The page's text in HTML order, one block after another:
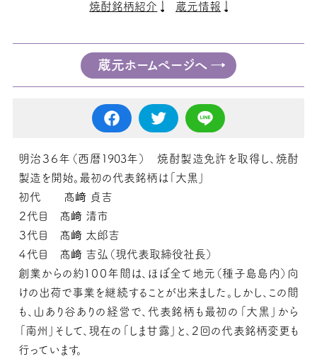
焼酎銘柄紹介 蔵元情報
蔵元ホームページへ
明治３６年（西暦1903年） 焼酎製造免許を取得し、焼酎
製造を開始。最初の代表銘柄は「大黒」
初代 髙﨑 貞吉
２代目 髙﨑 清市
３代目 髙﨑 太郎吉
４代目 髙﨑 吉弘（現代表取締役社長）
創業からの約１００年間は、ほぼ全て地元（種子島島内）向
けの出荷で事業を継続することが出来ました。しかし、この間
も、山あり谷ありの経営で、代表銘柄も最初の「大黒」から
「南州」そして、現在の「しま甘露」と、２回の代表銘柄変更も
行っています。